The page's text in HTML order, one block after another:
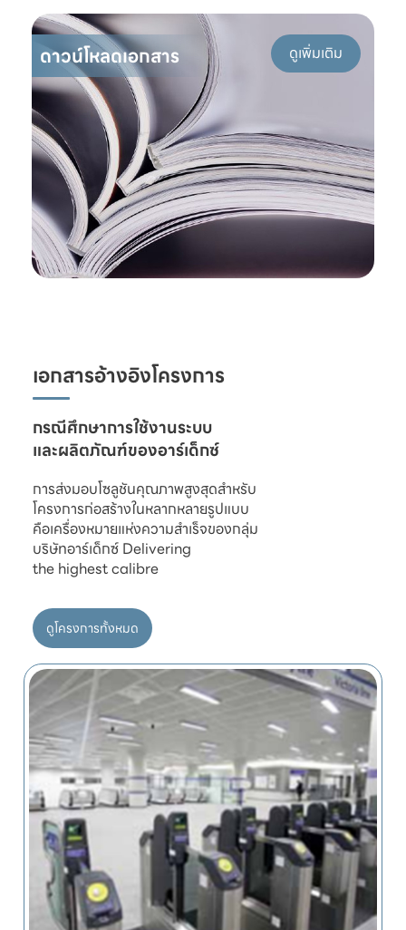
ดาวน์โหลดเอกสาร ดูเพิ่มเติม
เอกสารอ้างอิงโครงการ
และผลิตภัณฑ์ของอาร์เด็กซ์
การส่งมอบโซลูชันคุณภาพสูงสุดสำหรับ
โครงการก่อสร้างในหลากหลายรูปแบบ
คือเครื่องหมายแห่งความสำเร็จของกลุ่ม
บริษัทอาร์เด็กซ์ Delivering
ดูโครงการทั้งหมด